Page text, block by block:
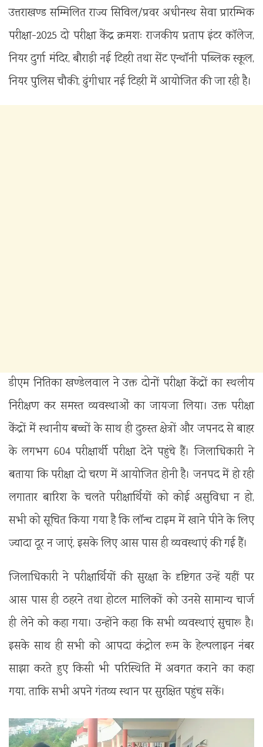
उत्तराखण्ड सम्मिलित राज्य सिविल/प्रवर अधीनस्थ सेवा प्रारम्भिक
परीक्षा-2025 दो परीक्षा केंद्र क्रमशः राजकीय प्रताप इंटर काॅलेज,
नियर दुर्गा मंदिर, बौराड़ी नई टिहरी तथा सेंट एन्थाॅनी पब्लिक स्कूल,
नियर पुलिस चौकी, ढुंगीधार नई टिहरी में आयोजित की जा रही है।
डीएम नितिका खण्डेलवाल ने उक्त दोनों परीक्षा केंद्रों का स्थलीय
निरीक्षण कर समस्त व्यवस्थाओं का जायजा लिया। उक्त परीक्षा
केंद्रों में स्थानीय बच्चों के साथ ही दुरुस्त क्षेत्रों और जपनद से बाहर
के लगभग 604 परीक्षार्थी परीक्षा देने पहुंचे हैं। जिलाधिकारी ने
बताया कि परीक्षा दो चरण में आयोजित होनी है। जनपद में हो रही
लगातार बारिश के चलते परीक्षार्थियों को कोई असुविधा न हो,
सभी को सूचित किया गया है कि लॉन्च टाइम में खाने पीने के लिए
ज्यादा दूर न जाएं, इसके लिए आस पास ही व्यवस्थाएं की गई हैं।
जिलाधिकारी ने परीक्षार्थियों की सुरक्षा के दृष्टिगत उन्हें यहीं पर
आस पास ही ठहरने तथा होटल मालिकों को उनसे सामान्य चार्ज
ही लेने को कहा गया। उन्होंने कहा कि सभी व्यवस्थाएं सुचारू है।
इसके साथ ही सभी को आपदा कंट्रोल रूम के हेल्पलाइन नंबर
साझा करते हुए किसी भी परिस्थिति में अवगत कराने का कहा
गया, ताकि सभी अपने गंतव्य स्थान पर सुरक्षित पहुंच सकें।